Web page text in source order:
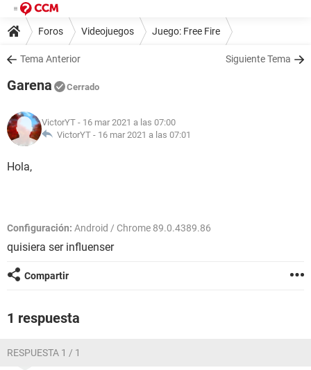
Foros Videojuegos Juego: Free Fire
Tema Anterior Siguiente Tema
Garena Cerrado
VictorYT - 16 mar 2021 a las 07:00
VictorYT - 16 mar 2021 a las 07:01
Hola,
Configuración: Android / Chrome 89.0.4389.86
quisiera ser influenser
Compartir
1 respuesta
RESPUESTA 1 / 1